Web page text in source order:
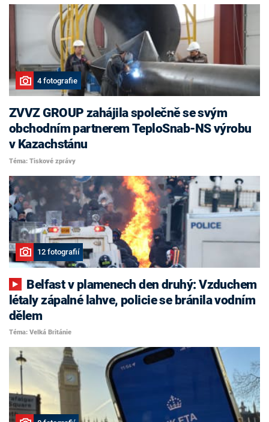
4 fotografie
ZVVZ GROUP zahájila společně se svým
obchodním partnerem TeploSnab-NS výrobu
v Kazachstánu
Téma: Tiskové zprávy
12 fotografií
létaly zápalné lahve, policie se bránila vodním
dělem
Téma: Velká Británie